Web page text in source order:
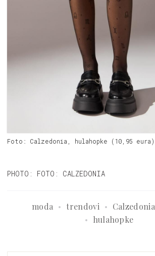
Foto: Calzedonia, hulahopke (10,95 eura)
PHOTO: FOTO: CALZEDONIA
moda trendovi Calzedonia
hulahopke